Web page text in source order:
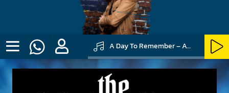
A Day To Remember – All Signs Point To Lauderdale